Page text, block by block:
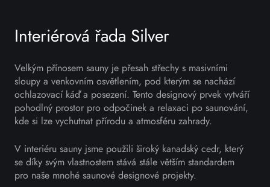
Interiérová řada Silver
Velkým přínosem sauny je přesah střechy s masivními
sloupy a venkovním osvětlením, pod kterým se nachází
ochlazovací káď a posezení. Tento designový prvek vytváří
pohodlný prostor pro odpočinek a relaxaci po saunování,
kde si lze vychutnat přírodu a atmosféru zahrady.
V interiéru sauny jsme použili široký kanadský cedr, který
se díky svým vlastnostem stává stále větším standardem
pro naše mnohé saunové designové projekty.